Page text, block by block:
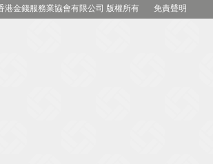
港金錢服務業協會有限公司 版權所有 免責聲明